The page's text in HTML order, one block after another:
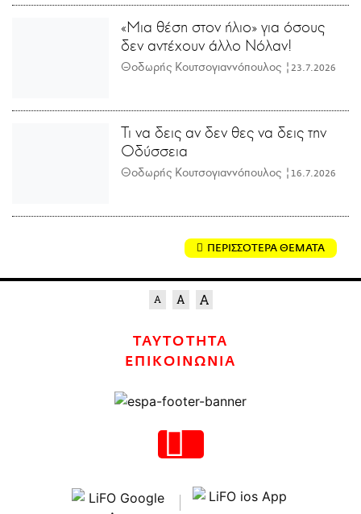
«Μια θέση στον ήλιο» για όσους
δεν αντέχουν άλλο Νόλαν!
Θοδωρής Κουτσογιαννόπουλος | 23.7.2026
Τι να δεις αν δεν θες να δεις την
Οδύσσεια
Θοδωρής Κουτσογιαννόπουλος | 16.7.2026
ΠΕΡΙΣΣΟΤΕΡΑ ΘΕΜΑΤΑ
ΤΑΥΤΟΤΗΤΑ
ΕΠΙΚΟΙΝΩΝΙΑ